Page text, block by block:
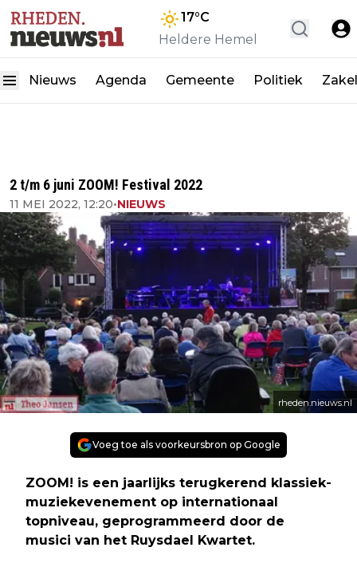
17°C
Heldere Hemel
Nieuws Agenda Gemeente Politiek
2 t/m 6 juni ZOOM! Festival 2022
11 MEI 2022, 12:20•NIEUWS
rheden.nieuws.nl
Voeg toe als voorkeursbron op Google
ZOOM! is een jaarlijks terugkerend klassiek-
muziekevenement op internationaal
topniveau, geprogrammeerd door de
musici van het Ruysdael Kwartet.